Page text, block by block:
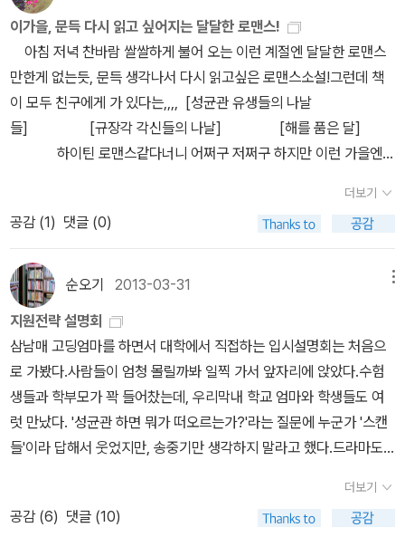
많은거 같은데 그건 아마도 세밀한 묘사를 해 내는 책의 행간에서 느
끼는 것들을 짧은 시간안에 영화로 표현해 내는데 좀 부족한감이 있
어 그런것도 같다.하지만 그 반대인 경우도 분명 있다.원작 소설이 훨
씬 더 좋았던 영화>>>>1. 완득이 사실 이 소설에서 가장 강렬한 캐
릭터는 완득이와 동주샘이다. 영화 역시 두 사람이 더 특출나게 대두
되고 있는데 동주샘 역을 맡은 김윤석은 역시 연기를 잘하는 사람이
었지만 곱추등을 한 아버지와 훈남 유아인이라는 캐릭터는 왠지 좀
어색한 느낌을 주었다. 그리고 동주샘과 완득이가 주고받는 대사가
자꾸만 웅얼웅얼 들려 그 느낌을 100프로 살리지를 못했다. 역시 책
생각!2. 용의자 X의헌신 책을 읽어본 사람이라면 이 소설이 어떻게
영화로 만들어질 수 있을까 하는 기대감을 갖게 된다. 그런데 물론 그
결말을 이미 알고 있어서 영화를 보며 느끼게 되는 반전이 반감된다
는 사실은 어쩔 수 없는 노릇, 하지만 연기자들의 연기가 조금 더 원숙
했다면 하는 아쉬움이 컸던 영화다. 역시 원작 소설을 따라가기는 너
무 버거웠던 영화다. 3. 위대한개츠비 위대한 개츠비를 소설로 읽을
때 느꼈던 느낌들을 하나도 제대로 살리지 못한 영화, 너무 정신없었
다고 느껴지는 영화, 레오나르도 디카프리오가 좀 실망스러웠던영화
어진 무감정과 무색의 도시, 그런 도시속에서도 그들의 고통과 슬픔
등 모든 감정과 총천연 칼라의 역사를 전달받아야하는 기억전달자의
이가을, 문득 다시 읽고 싶어지는 달달한 로맨스!
아침 저녁 찬바람 쌀쌀하게 불어 오는 이런 계절엔 달달한 로맨스
만한게 없는듯, 문득 생각나서 다시 읽고싶은 로맨스소설!그런데 책
이 모두 친구에게 가 있다는,,,, [성균관 유생들의 나날
들] [규장각 각신들의 나날] [해를 품은 달]
하이틴 로맨스같다너니 어쩌구 저쩌구 하지만 이런 가을엔
없네요, 그만큼 재밌다는 거죠, 게다가 역사적 배경을 바탕으로 그린
소설이라 더 미스터리하고 흥미진진해요^^ [응답하라 1997 ] 그리
고 정말 재밌게 봤던 드라마, 드라마로 다시 보고 싶지만 책으로도 다
시 읽고 싶은 드라마죠, 정은궐님 새책은 언제쯤 나오려나
요?
더보기
공감 (1) 댓글 (0)
순오기 2013-03-31
지원전략 설명회
삼남매 고딩엄마를 하면서 대학에서 직접하는 입시설명회는 처음으
로 가봤다.사람들이 엄청 몰릴까봐 일찍 가서 앞자리에 앉았다.수험
생들과 학부모가 꽉 들어찼는데, 우리막내 학교 엄마와 학생들도 여
럿 만났다. '성균관 하면 뭐가 떠오르는가?'라는 질문에 누군가 '스캔
들'이라 답해서 웃었지만, 송중기만 생각하지 말라고 했다.드라마도
로 입학 때보다 졸업할 때 더 만족도가 높은 학교라고 설명했다.특히
더보기
공감 (6) 댓글 (10)